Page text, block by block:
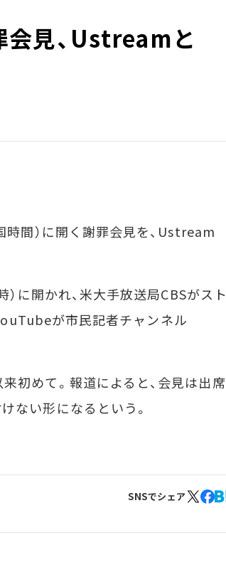
会見、Ustreamと
間）に開く謝罪会見を、Ustream
に開かれ、米大手放送局CBSがスト
が市民記者チャンネル
初めて。報道によると、会見は出席
ない形になるという。
SNSでシェア